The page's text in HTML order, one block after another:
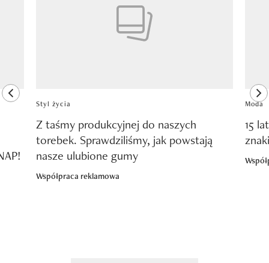
previous element
Styl życia
Z taśmy produkcyjnej do naszych
torebek. Sprawdziliśmy, jak powstają
nasze ulubione gumy
Współpraca reklamowa
Moda
15